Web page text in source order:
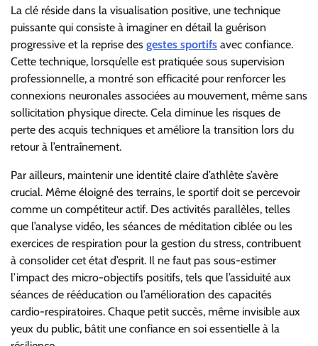
La clé réside dans la visualisation positive, une technique
puissante qui consiste à imaginer en détail la guérison
progressive et la reprise des gestes sportifs avec confiance.
Cette technique, lorsqu’elle est pratiquée sous supervision
professionnelle, a montré son efficacité pour renforcer les
connexions neuronales associées au mouvement, même sans
sollicitation physique directe. Cela diminue les risques de
perte des acquis techniques et améliore la transition lors du
retour à l’entraînement.
Par ailleurs, maintenir une identité claire d’athlète s’avère
crucial. Même éloigné des terrains, le sportif doit se percevoir
comme un compétiteur actif. Des activités parallèles, telles
que l’analyse vidéo, les séances de méditation ciblée ou les
exercices de respiration pour la gestion du stress, contribuent
à consolider cet état d’esprit. Il ne faut pas sous-estimer
l’impact des micro-objectifs positifs, tels que l’assiduité aux
séances de rééducation ou l’amélioration des capacités
cardio-respiratoires. Chaque petit succès, même invisible aux
yeux du public, bâtit une confiance en soi essentielle à la